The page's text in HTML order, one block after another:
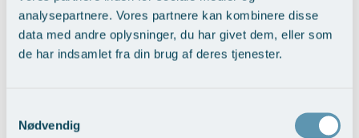
analysepartnere. Vores partnere kan kombinere disse
data med andre oplysninger, du har givet dem, eller som
de har indsamlet fra din brug af deres tjenester.
Nødvendig